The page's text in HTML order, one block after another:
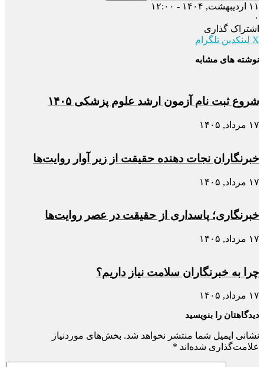
۱۱ اردیبهشت, ۱۴۰۴ - ۱۲:۰۰
۰
اشتراک گذاری
X لینکدین تلگرام
نوشته های مشابه
شروع ثبت نام آزمون ارشد علوم پزشکی ۱۴۰۵
۱۷ مرداد, ۱۴۰۵
خبرنگاران نجات دهنده حقیقت از زیر آوار روایت‌ها
۱۷ مرداد, ۱۴۰۵
خبرنگاری؛ پاسداری از حقیقت در عصر روایت‌ها
۱۷ مرداد, ۱۴۰۵
چرا به خبرنگاران سلامت نیاز داریم؟
۱۷ مرداد, ۱۴۰۵
دیدگاهتان را بنویسید
نشانی ایمیل شما منتشر نخواهد شد. بخش‌های موردنیاز
علامت‌گذاری شده‌اند *